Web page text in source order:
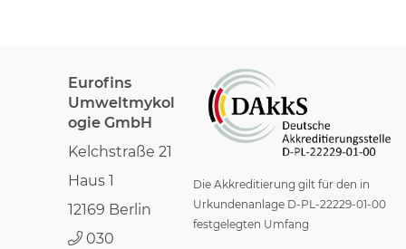
Die Akkreditierung gilt für den in
Urkundenanlage D-PL-22229-01-00
festgelegten Umfang
Eurofins
Umweltmykol
ogie GmbH
Kelchstraße 21
Haus 1
12169 Berlin
030